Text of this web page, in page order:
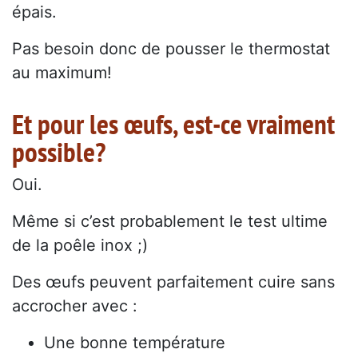
épais.
Pas besoin donc de pousser le thermostat
au maximum!
Et pour les œufs, est-ce vraiment
possible?
Oui.
Même si c’est probablement le test ultime
de la poêle inox ;)
Des œufs peuvent parfaitement cuire sans
accrocher avec :
Une bonne température